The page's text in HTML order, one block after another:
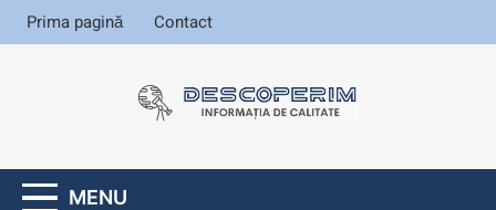
Skip
to
Prima pagină Contact
Descoperim.ro
MENU